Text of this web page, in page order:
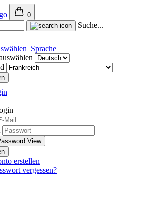
0
Suche...
Sprache
View
erstellen
vergessen?